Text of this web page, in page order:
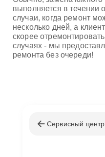
выполняется в течении
случаи, когда ремонт
несколько дней, а
скорее
случаях - мы
ремонта без очереди!
Сервисный